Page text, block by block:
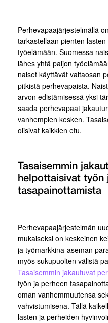
Perhevapaajärjestelmällä
tarkastellaan pienten
työelämään. Suomessa
lähes yhtä paljon
naiset käyttävät valtaosan
pitkistä perhevapaista.
arvon edistämisessä yksi
saada perhevapaat
vanhempien kesken.
olisivat kaikkien etu.
Tasaisemmin
helpottaisivat työn
tasapainottamista
Perhevapaajärjestelmän
mukaiseksi on keskeinen
ja työmarkkina-aseman
myös sukupuolten välistä
Tasaisemmin jakautuvat
työn ja perheen
oman vanhemmuutensa
vahvistumisena. Tällä
lasten ja perheiden